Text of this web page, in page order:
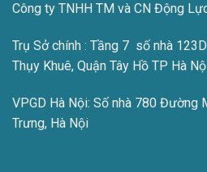
Công ty TNHH TM và CN Động
Trụ Sở chính : Tầng 7 số nhà
Thụy Khuê, Quận Tây Hồ TP Hà
VPGD Hà Nội: Số nhà 780 Đường
Trưng, Hà Nội